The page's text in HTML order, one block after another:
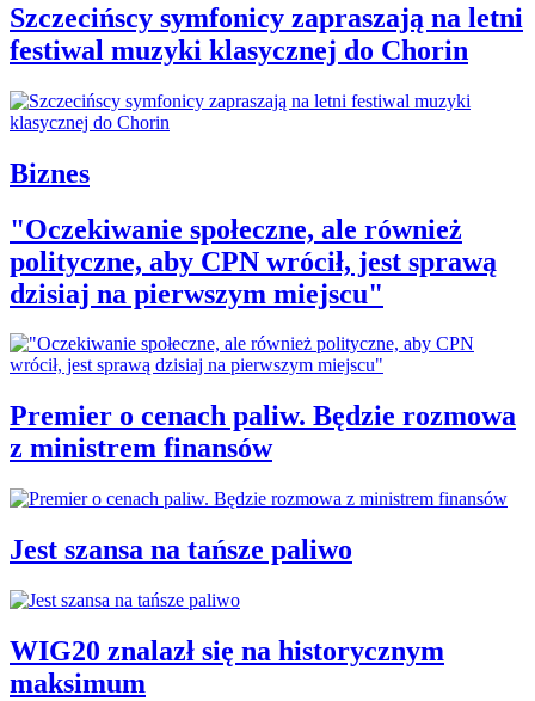
Szczecińscy symfonicy zapraszają na letni
festiwal muzyki klasycznej do Chorin
Biznes
"Oczekiwanie społeczne, ale również
polityczne, aby CPN wrócił, jest sprawą
dzisiaj na pierwszym miejscu"
Premier o cenach paliw. Będzie rozmowa
z ministrem finansów
Jest szansa na tańsze paliwo
WIG20 znalazł się na historycznym
maksimum